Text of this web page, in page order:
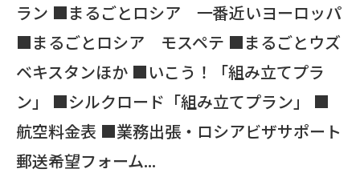
ラン ■まるごとロシア 一番近いヨーロッパ
■まるごとロシア モスペテ ■まるごとウズ
ベキスタンほか ■いこう！「組み立てプラ
ン」 ■シルクロード「組み立てプラン」 ■
航空料金表 ■業務出張・ロシアビザサポート
郵送希望フォーム...